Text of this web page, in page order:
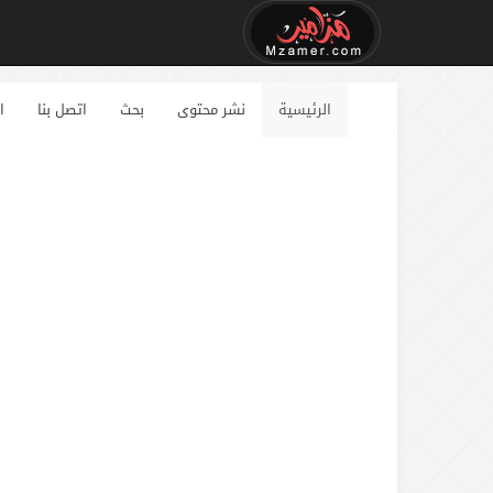
الرئيسية نشر محتوى بحث اتصل بنا